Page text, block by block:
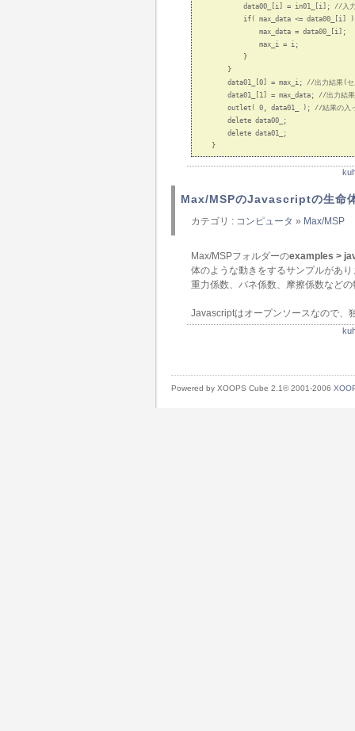
data00_[i] = in01_[i]; //入力
if( max_data <= data00_[i]
                max_data = data00_[i];
                max_i = i;
            }
        }
data01_[0] = max_i; //出力結果(セ
data01_[1] = max_data; //出力結果
outlet( 0, data01_ ); //結果の入
        delete data00_;
        delete data01_;
Max/MSPのJavascriptの生命
カテゴリ : コンピュータ » Max/MSP
Max/MSPフォルダーのexamples >
体のような動きをするサンプルがあ
重力係数、バネ係数、摩擦係数など
Javascriptはオープンソースなので、
Powered by XOOPS Cube 2.1© 2001-2006